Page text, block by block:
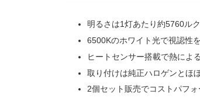
明るさは1灯あたり約5760ル
6500Kのホワイト光で視認性
ヒートセンサー搭載で熱によ
取り付けは純正ハロゲンとほ
2個セット販売でコストパフ